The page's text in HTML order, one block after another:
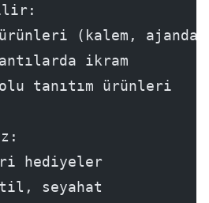
(kalem,
ikram
tanıtım ürünleri
hediyeler
seyahat